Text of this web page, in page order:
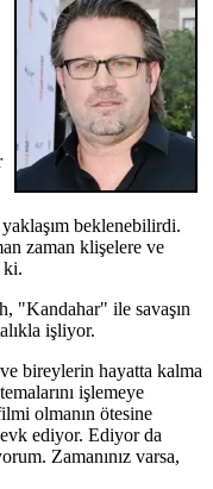
beklenebilirdi.
zaman klişelere ve
ki.
"Kandahar" ile savaşın
işliyor.
bireylerin hayatta kalma
işlemeye
olmanın ötesine
ediyor. Ediyor da
Zamanınız varsa,